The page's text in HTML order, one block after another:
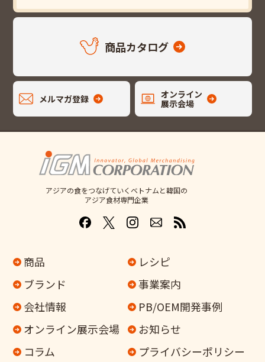
商品カタログ
メルマガ登録
オンライン
展示会場
アジアの食をつなげていくベトナムと韓国の
アジア食材専門企業
商品
レシピ
ブランド
事業案内
会社情報
PB/OEM開発事例
オンライン展示会場
お知らせ
コラム
プライバシーポリシー